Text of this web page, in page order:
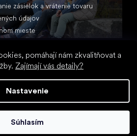
pomáhají nám zkvalitňovat a
Zajímají vás detaily?
Nastavenie
Súhlasím
zásielok a vrátenie tovaru
údajov
mieste
Vytvoril Shoptet
Shoes.sk. Všetky práva vyhradené.